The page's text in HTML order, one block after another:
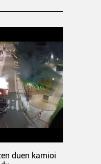
duen kamioi